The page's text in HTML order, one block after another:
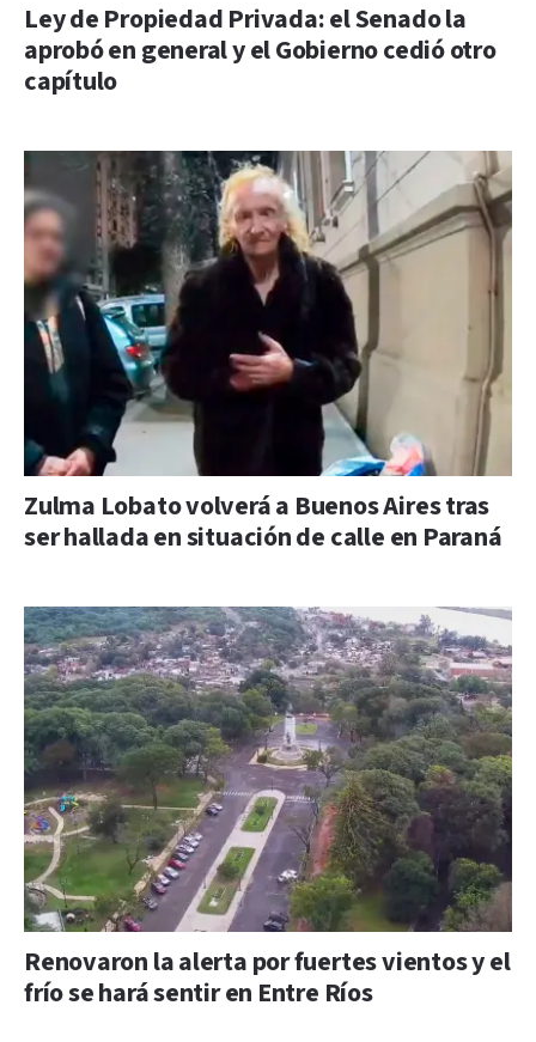
Ley de Propiedad Privada: el Senado la
aprobó en general y el Gobierno cedió otro
capítulo
Zulma Lobato volverá a Buenos Aires tras
ser hallada en situación de calle en Paraná
Renovaron la alerta por fuertes vientos y el
frío se hará sentir en Entre Ríos